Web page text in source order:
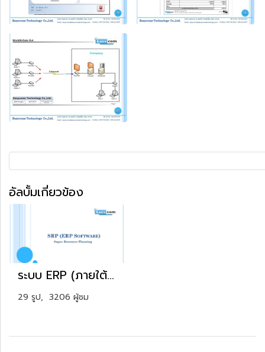
อัลบั้มเกี่ยวข้อง
ระบบ ERP (ภายใต้ชื่อ SRP)
29 รูป, 3206 ผู้ชม